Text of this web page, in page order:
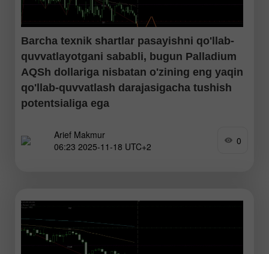
Barcha texnik shartlar pasayishni qo'llab-
quvvatlayotgani sababli, bugun Palladium
AQSh dollariga nisbatan o'zining eng yaqin
qo'llab-quvvatlash darajasigacha tushish
potentsialiga ega
EMA (50) chizig'i EMA (200) dan past joylashgani, ya'ni
Death Cross holati shakllangani va RSI indikatori neytral-
Arief Makmur
06:23 2025-11-18 UTC+2
0